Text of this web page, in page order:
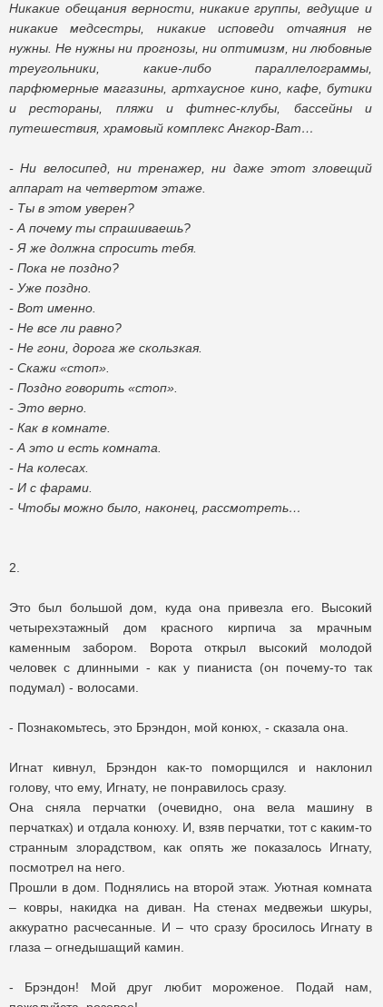
Никакие обещания верности, никакие группы, ведущие и
никакие медсестры, никакие исповеди отчаяния не
нужны. Не нужны ни прогнозы, ни оптимизм, ни любовные
треугольники, какие-либо параллелограммы,
парфюмерные магазины, артхаусное кино, кафе, бутики
и рестораны, пляжи и фитнес-клубы, бассейны и
путешествия, храмовый комплекс Ангкор-Ват…
- Ни велосипед, ни тренажер, ни даже этот зловещий
аппарат на четвертом этаже.
- Ты в этом уверен?
- А почему ты спрашиваешь?
- Я же должна спросить тебя.
- Пока не поздно?
- Уже поздно.
- Вот именно.
- Не все ли равно?
- Не гони, дорога же скользкая.
- Скажи «стоп».
- Поздно говорить «стоп».
- Это верно.
- Как в комнате.
- А это и есть комната.
- На колесах.
- И с фарами.
- Чтобы можно было, наконец, рассмотреть…
2.
Это был большой дом, куда она привезла его. Высокий
четырехэтажный дом красного кирпича за мрачным
каменным забором. Ворота открыл высокий молодой
человек с длинными - как у пианиста (он почему-то так
подумал) - волосами.
- Познакомьтесь, это Брэндон, мой конюх, - сказала она.
Игнат кивнул, Брэндон как-то поморщился и наклонил
голову, что ему, Игнату, не понравилось сразу.
Она сняла перчатки (очевидно, она вела машину в
перчатках) и отдала конюху. И, взяв перчатки, тот с каким-то
странным злорадством, как опять же показалось Игнату,
посмотрел на него.
Прошли в дом. Поднялись на второй этаж. Уютная комната
– ковры, накидка на диван. На стенах медвежьи шкуры,
аккуратно расчесанные. И – что сразу бросилось Игнату в
глаза – огнедышащий камин.
- Брэндон! Мой друг любит мороженое. Подай нам,